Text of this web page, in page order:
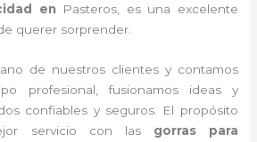
en
Pasteros, es una excelente
querer sorprender.
de nuestros clientes y contamos
profesional, fusionamos ideas y
confiables y seguros. El propósito
servicio con las gorras para